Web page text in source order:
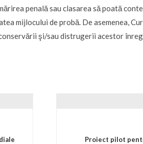
penală sau clasarea să poată
mijlocului de probă. De asemenea,
şi/sau distrugerii acestor
Proiect pilot